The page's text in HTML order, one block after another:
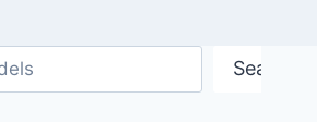
Search